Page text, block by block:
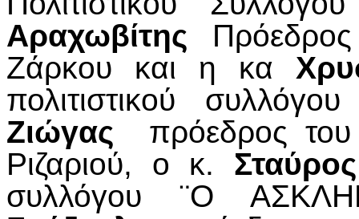
Αραχωβίτης Πρόεδρος
Ζάρκου και η κα
πολιτιστικού
Ζιώγας πρόεδρος του
Ριζαριού, ο κ.
συλλόγου ¨Ο